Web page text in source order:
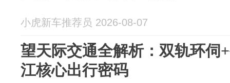
小虎新车推荐员 2026-08-07
望天际交通全解析：双轨环伺
江核心出行密码